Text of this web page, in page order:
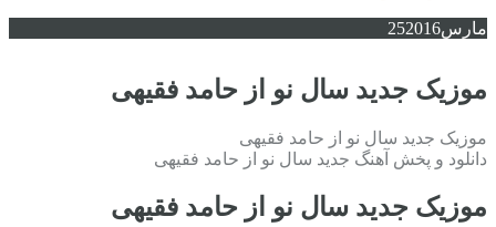
مارس 252016
موزیک جدید سال نو از حامد فقیهی
موزیک جدید سال نو از حامد فقیهی
دانلود و پخش آهنگ جدید سال نو از حامد فقیهی
موزیک جدید سال نو از حامد فقیهی